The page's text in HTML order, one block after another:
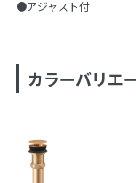
●アジャスト付
カラーバリエ